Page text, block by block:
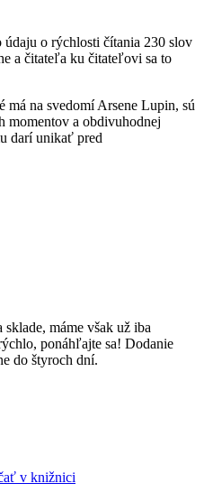
údaju o rýchlosti čítania 230 slov
a čitateľa ku čitateľovi sa to
na svedomí Arsene Lupin, sú
momentov a obdivuhodnej
darí unikať pred
máme však už iba
ponáhľajte sa! Dodanie
do štyroch dní.
v knižnici